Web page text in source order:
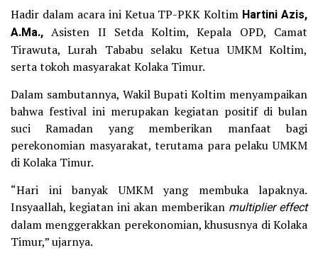
Hadir dalam acara ini Ketua TP-PKK Koltim Hartini Azis,
A.Ma., Asisten II Setda Koltim, Kepala OPD, Camat
Tirawuta, Lurah Tababu selaku Ketua UMKM Koltim,
serta tokoh masyarakat Kolaka Timur.
Dalam sambutannya, Wakil Bupati Koltim menyampaikan
bahwa festival ini merupakan kegiatan positif di bulan
suci Ramadan yang memberikan manfaat bagi
perekonomian masyarakat, terutama para pelaku UMKM
di Kolaka Timur.
“Hari ini banyak UMKM yang membuka lapaknya.
Insyaallah, kegiatan ini akan memberikan multiplier effect
dalam menggerakkan perekonomian, khususnya di Kolaka
Timur,” ujarnya.